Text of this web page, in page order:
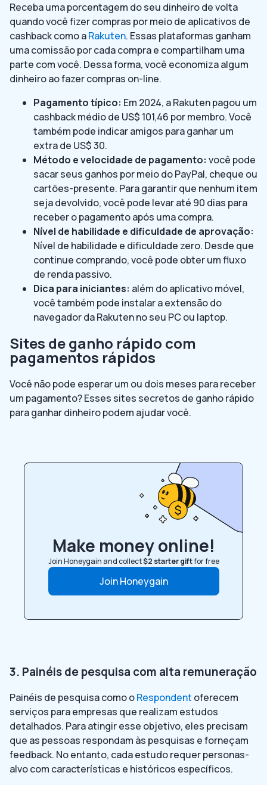
Receba uma porcentagem do seu dinheiro de volta
quando você fizer compras por meio de aplicativos de
cashback como aRakuten. Essas plataformas ganham
uma comissão por cada compra e compartilham uma
parte com você. Dessa forma, você economiza algum
dinheiro ao fazer compras on-line.
Pagamento típico: Em 2024, a Rakuten pagou um
cashback médio de US$ 101,46 por membro. Você
também pode indicar amigos para ganhar um
extra de US$ 30.
Método e velocidade de pagamento: você pode
sacar seus ganhos por meio do PayPal, cheque ou
cartões-presente. Para garantir que nenhum item
seja devolvido, você pode levar até 90 dias para
receber o pagamento após uma compra.
Nível de habilidade e dificuldade de aprovação:
Nível de habilidade e dificuldade zero. Desde que
continue comprando, você pode obter um fluxo
de renda passivo.
Dica para iniciantes: além do aplicativo móvel,
você também pode instalar a extensão do
navegador da Rakuten no seu PC ou laptop.
Sites de ganho rápido com
pagamentos rápidos
Você não pode esperar um ou dois meses para receber
um pagamento? Esses sites secretos de ganho rápido
para ganhar dinheiro podem ajudar você.
Make money online!
Join Honeygain and collect$2 starter giftfor free
Join Honeygain
3. Painéis de pesquisa com alta remuneração
Painéis de pesquisa como oRespondent oferecem
serviços para empresas que realizam estudos
detalhados. Para atingir esse objetivo, eles precisam
que as pessoas respondam às pesquisas e forneçam
feedback. No entanto, cada estudo requer personas-
alvo com características e históricos específicos.